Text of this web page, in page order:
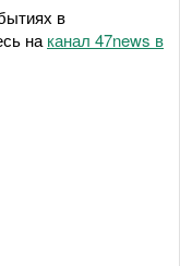
в
на канал 47news в